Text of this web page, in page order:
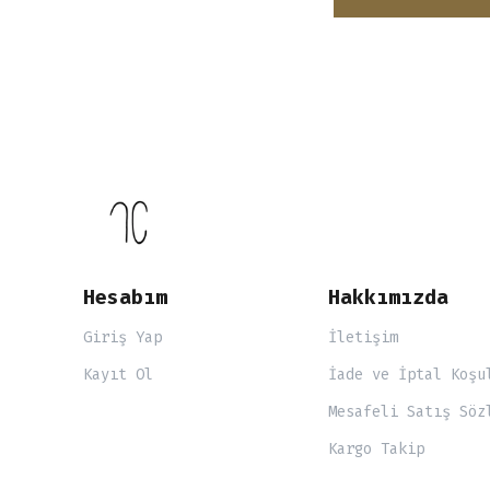
Hesabım
Giriş Yap
Kayıt Ol
Hakkımızda
İletişim
İade ve İptal
Mesafeli Satış
Kargo Takip